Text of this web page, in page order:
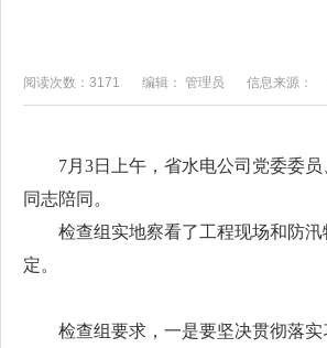
阅读次数：3171 编辑： 管理员 信息来源：
7月3日上午，省水电公司党委委
同志陪同。
检查组实地察看了工程现场和防
定。
检查组要求，一是要坚决贯彻落